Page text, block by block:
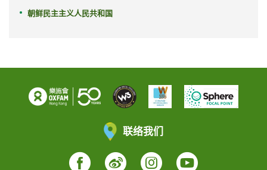
朝鲜民主主义人民共和国
联络我们